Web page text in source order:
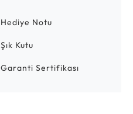
Hediye Notu
Şık Kutu
Garanti Sertifikası